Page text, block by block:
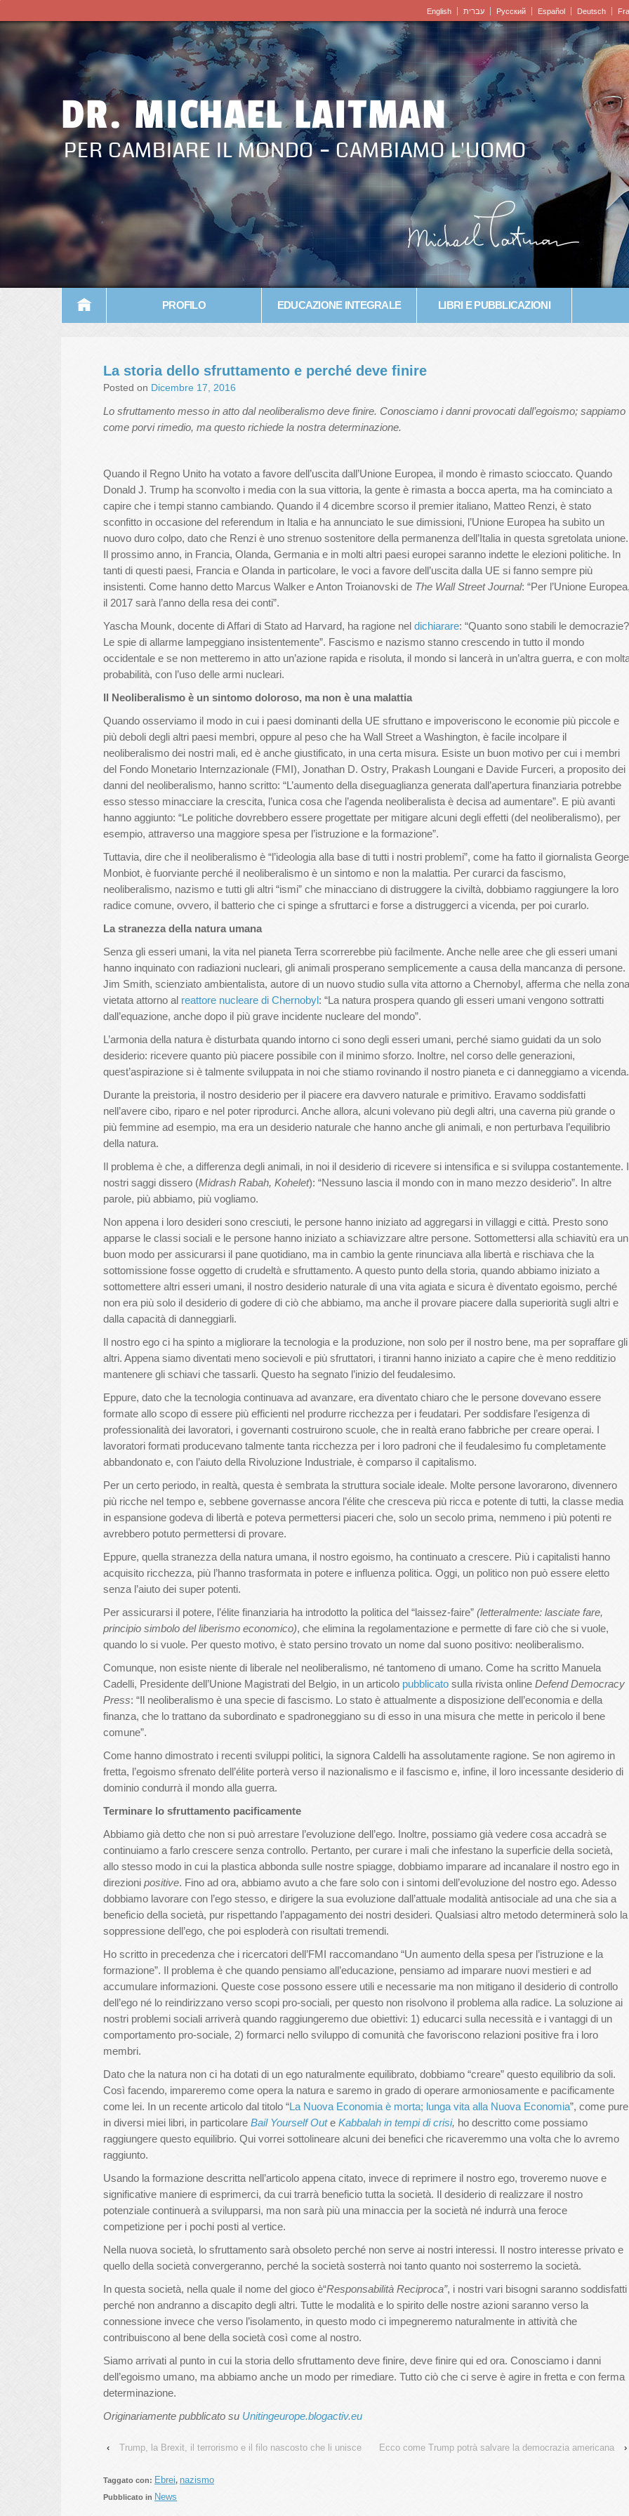
English עברית Pусский Español Deutsch
DR. MICHAEL LAITMAN
PER CAMBIARE IL MONDO – CAMBIAMO L'UOMO
PROFILO EDUCAZIONE INTEGRALE LIBRI E PUBBLICAZIONI
La storia dello sfruttamento e perché deve finire
Posted on Dicembre 17, 2016
Lo sfruttamento messo in atto dal neoliberalismo deve finire. Conosciamo i danni provocati dall’egoismo; sappiamo
come porvi rimedio, ma questo richiede la nostra determinazione.
Quando il Regno Unito ha votato a favore dell’uscita dall’Unione Europea, il mondo è rimasto scioccato. Quando
Donald J. Trump ha sconvolto i media con la sua vittoria, la gente è rimasta a bocca aperta, ma ha cominciato a
capire che i tempi stanno cambiando. Quando il 4 dicembre scorso il premier italiano, Matteo Renzi, è stato
sconfitto in occasione del referendum in Italia e ha annunciato le sue dimissioni, l’Unione Europea ha subìto un
nuovo duro colpo, dato che Renzi è uno strenuo sostenitore della permanenza dell’Italia in questa sgretolata unione.
Il prossimo anno, in Francia, Olanda, Germania e in molti altri paesi europei saranno indette le elezioni politiche. In
tanti di questi paesi, Francia e Olanda in particolare, le voci a favore dell’uscita dalla UE si fanno sempre più
insistenti. Come hanno detto Marcus Walker e Anton Troianovski de The Wall Street Journal: “Per l’Unione
il 2017 sarà l’anno della resa dei conti”.
Yascha Mounk, docente di Affari di Stato ad Harvard, ha ragione nel dichiarare: “Quanto sono stabili le democrazie?
Le spie di allarme lampeggiano insistentemente”. Fascismo e nazismo stanno crescendo in tutto il mondo
occidentale e se non metteremo in atto un’azione rapida e risoluta, il mondo si lancerà in un’altra guerra, e con
probabilità, con l’uso delle armi nucleari.
Il Neoliberalismo è un sintomo doloroso, ma non è una malattia
Quando osserviamo il modo in cui i paesi dominanti della UE sfruttano e impoveriscono le economie più piccole e
più deboli degli altri paesi membri, oppure al peso che ha Wall Street a Washington, è facile incolpare il
neoliberalismo dei nostri mali, ed è anche giustificato, in una certa misura. Esiste un buon motivo per cui i membri
del Fondo Monetario Internzazionale (FMI), Jonathan D. Ostry, Prakash Loungani e Davide Furceri, a proposito dei
danni del neoliberalismo, hanno scritto: “L’aumento della diseguaglianza generata dall’apertura finanziaria potrebbe
esso stesso minacciare la crescita, l’unica cosa che l’agenda neoliberalista è decisa ad aumentare”. E più avanti
hanno aggiunto: “Le politiche dovrebbero essere progettate per mitigare alcuni degli effetti (del neoliberalismo), per
esempio, attraverso una maggiore spesa per l’istruzione e la formazione”.
Tuttavia, dire che il neoliberalismo è “l’ideologia alla base di tutti i nostri problemi”, come ha fatto il giornalista George
Monbiot, è fuorviante perché il neoliberalismo è un sintomo e non la malattia. Per curarci da fascismo,
neoliberalismo, nazismo e tutti gli altri “ismi” che minacciano di distruggere la civiltà, dobbiamo raggiungere la loro
radice comune, ovvero, il batterio che ci spinge a sfruttarci e forse a distruggerci a vicenda, per poi curarlo.
La stranezza della natura umana
Senza gli esseri umani, la vita nel pianeta Terra scorrerebbe più facilmente. Anche nelle aree che gli esseri umani
hanno inquinato con radiazioni nucleari, gli animali prosperano semplicemente a causa della mancanza di persone.
Jim Smith, scienziato ambientalista, autore di un nuovo studio sulla vita attorno a Chernobyl, afferma che nella zona
vietata attorno al reattore nucleare di Chernobyl: “La natura prospera quando gli esseri umani vengono sottratti
dall’equazione, anche dopo il più grave incidente nucleare del mondo”.
L’armonia della natura è disturbata quando intorno ci sono degli esseri umani, perché siamo guidati da un solo
desiderio: ricevere quanto più piacere possibile con il minimo sforzo. Inoltre, nel corso delle generazioni,
quest’aspirazione si è talmente sviluppata in noi che stiamo rovinando il nostro pianeta e ci danneggiamo a vicenda.
Durante la preistoria, il nostro desiderio per il piacere era davvero naturale e primitivo. Eravamo soddisfatti
nell’avere cibo, riparo e nel poter riprodurci. Anche allora, alcuni volevano più degli altri, una caverna più grande o
più femmine ad esempio, ma era un desiderio naturale che hanno anche gli animali, e non perturbava l’equilibrio
della natura.
Il problema è che, a differenza degli animali, in noi il desiderio di ricevere si intensifica e si sviluppa costantemente. I
nostri saggi dissero (Midrash Rabah, Kohelet): “Nessuno lascia il mondo con in mano mezzo desiderio”. In altre
parole, più abbiamo, più vogliamo.
Non appena i loro desideri sono cresciuti, le persone hanno iniziato ad aggregarsi in villaggi e città. Presto sono
apparse le classi sociali e le persone hanno iniziato a schiavizzare altre persone. Sottomettersi alla schiavitù era un
buon modo per assicurarsi il pane quotidiano, ma in cambio la gente rinunciava alla libertà e rischiava che la
sottomissione fosse oggetto di crudeltà e sfruttamento. A questo punto della storia, quando abbiamo iniziato a
sottomettere altri esseri umani, il nostro desiderio naturale di una vita agiata e sicura è diventato egoismo, perché
non era più solo il desiderio di godere di ciò che abbiamo, ma anche il provare piacere dalla superiorità sugli altri e
dalla capacità di danneggiarli.
Il nostro ego ci ha spinto a migliorare la tecnologia e la produzione, non solo per il nostro bene, ma per sopraffare gli
altri. Appena siamo diventati meno socievoli e più sfruttatori, i tiranni hanno iniziato a capire che è meno redditizio
mantenere gli schiavi che tassarli. Questo ha segnato l’inizio del feudalesimo.
Eppure, dato che la tecnologia continuava ad avanzare, era diventato chiaro che le persone dovevano essere
formate allo scopo di essere più efficienti nel produrre ricchezza per i feudatari. Per soddisfare l’esigenza di
professionalità dei lavoratori, i governanti costruirono scuole, che in realtà erano fabbriche per creare operai. I
lavoratori formati producevano talmente tanta ricchezza per i loro padroni che il feudalesimo fu completamente
abbandonato e, con l’aiuto della Rivoluzione Industriale, è comparso il capitalismo.
Per un certo periodo, in realtà, questa è sembrata la struttura sociale ideale. Molte persone lavorarono, divennero
più ricche nel tempo e, sebbene governasse ancora l’élite che cresceva più ricca e potente di tutti, la classe media
in espansione godeva di libertà e poteva permettersi piaceri che, solo un secolo prima, nemmeno i più potenti re
avrebbero potuto permettersi di provare.
Eppure, quella stranezza della natura umana, il nostro egoismo, ha continuato a crescere. Più i capitalisti hanno
acquisito ricchezza, più l’hanno trasformata in potere e influenza politica. Oggi, un politico non può essere eletto
senza l’aiuto dei super potenti.
Per assicurarsi il potere, l’élite finanziaria ha introdotto la politica del “laissez-faire” (letteralmente: lasciate fare,
principio simbolo del liberismo economico), che elimina la regolamentazione e permette di fare ciò che si vuole,
quando lo si vuole. Per questo motivo, è stato persino trovato un nome dal suono positivo: neoliberalismo.
Comunque, non esiste niente di liberale nel neoliberalismo, né tantomeno di umano. Come ha scritto Manuela
Cadelli, Presidente dell’Unione Magistrati del Belgio, in un articolo pubblicato sulla rivista online Defend Democracy
Press: “Il neoliberalismo è una specie di fascismo. Lo stato è attualmente a disposizione dell’economia e della
finanza, che lo trattano da subordinato e spadroneggiano su di esso in una misura che mette in pericolo il bene
comune”.
Come hanno dimostrato i recenti sviluppi politici, la signora Caldelli ha assolutamente ragione. Se non agiremo in
fretta, l’egoismo sfrenato dell’élite porterà verso il nazionalismo e il fascismo e, infine, il loro incessante desiderio di
dominio condurrà il mondo alla guerra.
Terminare lo sfruttamento pacificamente
Abbiamo già detto che non si può arrestare l’evoluzione dell’ego. Inoltre, possiamo già vedere cosa accadrà se
continuiamo a farlo crescere senza controllo. Pertanto, per curare i mali che infestano la superficie della società,
allo stesso modo in cui la plastica abbonda sulle nostre spiagge, dobbiamo imparare ad incanalare il nostro ego in
direzioni positive. Fino ad ora, abbiamo avuto a che fare solo con i sintomi dell’evoluzione del nostro ego. Adesso
dobbiamo lavorare con l’ego stesso, e dirigere la sua evoluzione dall’attuale modalità antisociale ad una che sia a
beneficio della società, pur rispettando l’appagamento dei nostri desideri. Qualsiasi altro metodo determinerà solo la
soppressione dell’ego, che poi esploderà con risultati tremendi.
Ho scritto in precedenza che i ricercatori dell’FMI raccomandano “Un aumento della spesa per l’istruzione e la
formazione”. Il problema è che quando pensiamo all’educazione, pensiamo ad imparare nuovi mestieri e ad
accumulare informazioni. Queste cose possono essere utili e necessarie ma non mitigano il desiderio di controllo
dell’ego né lo reindirizzano verso scopi pro-sociali, per questo non risolvono il problema alla radice. La soluzione ai
nostri problemi sociali arriverà quando raggiungeremo due obiettivi: 1) educarci sulla necessità e i vantaggi di un
comportamento pro-sociale, 2) formarci nello sviluppo di comunità che favoriscono relazioni positive fra i loro
membri.
Dato che la natura non ci ha dotati di un ego naturalmente equilibrato, dobbiamo “creare” questo equilibrio da soli.
Così facendo, impareremo come opera la natura e saremo in grado di operare armoniosamente e pacificamente
come lei. In un recente articolo dal titolo “La Nuova Economia è morta; lunga vita alla Nuova Economia”, come pure
in diversi miei libri, in particolare Bail Yourself Oute Kabbalah in tempi di crisi, ho descritto come possiamo
raggiungere questo equilibrio. Qui vorrei sottolineare alcuni dei benefici che ricaveremmo una volta che lo avremo
raggiunto.
Usando la formazione descritta nell’articolo appena citato, invece di reprimere il nostro ego, troveremo nuove e
significative maniere di esprimerci, da cui trarrà beneficio tutta la società. Il desiderio di realizzare il nostro
potenziale continuerà a svilupparsi, ma non sarà più una minaccia per la società né indurrà una feroce
competizione per i pochi posti al vertice.
Nella nuova società, lo sfruttamento sarà obsoleto perché non serve ai nostri interessi. Il nostro interesse privato e
quello della società convergeranno, perché la società sosterrà noi tanto quanto noi sosterremo la società.
In questa società, nella quale il nome del gioco è“Responsabilità Reciproca”, i nostri vari bisogni saranno soddisfatti
perché non andranno a discapito degli altri. Tutte le modalità e lo spirito delle nostre azioni saranno verso la
connessione invece che verso l’isolamento, in questo modo ci impegneremo naturalmente in attività che
contribuiscono al bene della società così come al nostro.
Siamo arrivati al punto in cui la storia dello sfruttamento deve finire, deve finire qui ed ora. Conosciamo i danni
dell’egoismo umano, ma abbiamo anche un modo per rimediare. Tutto ciò che ci serve è agire in fretta e con ferma
determinazione.
Originariamente pubblicato su Unitingeurope.blogactiv.eu
‹ Trump, la Brexit, il terrorismo e il filo nascosto che li unisce Ecco come Trump potrà salvare la democrazia americana ›
Taggato con: Ebrei, nazismo
Pubblicato in News